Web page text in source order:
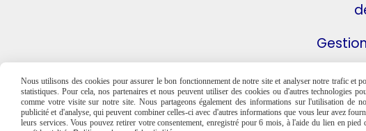
Nous utilisons des cookies pour assurer le bon fonctionnement de notre site et analyser notre trafic et
statistiques. Pour cela, nos partenaires et nous peuvent utiliser des cookies ou d'autres technologies
comme votre visite sur notre site. Nous partageons également des informations sur l'utilisation de
publicité et d'analyse, qui peuvent combiner celles-ci avec d'autres informations que vous leur avez
leurs services. Vous pouvez retirer votre consentement, enregistré pour 6 mois, à l'aide du lien en